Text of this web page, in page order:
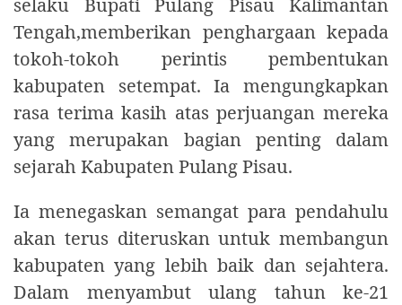
Tengah,memberikan penghargaan kepada
tokoh-tokoh perintis pembentukan
kabupaten setempat. Ia mengungkapkan
rasa terima kasih atas perjuangan mereka
yang merupakan bagian penting dalam
sejarah Kabupaten Pulang Pisau.
Ia menegaskan semangat para pendahulu
akan terus diteruskan untuk membangun
kabupaten yang lebih baik dan sejahtera.
Dalam menyambut ulang tahun ke-21